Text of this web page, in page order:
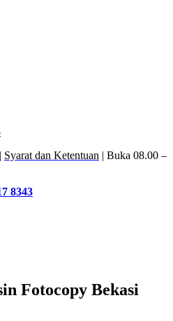
Syarat dan Ketentuan | Buka 08.00 –
8343
Fotocopy Bekasi